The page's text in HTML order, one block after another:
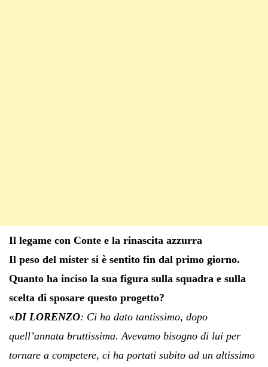
Il legame con Conte e la rinascita azzurra
Il peso del mister si è sentito fin dal primo giorno.
Quanto ha inciso la sua figura sulla squadra e sulla
scelta di sposare questo progetto?
«DI LORENZO: Ci ha dato tantissimo, dopo
quell’annata bruttissima. Avevamo bisogno di lui per
tornare a competere, ci ha portati subito ad un altissimo